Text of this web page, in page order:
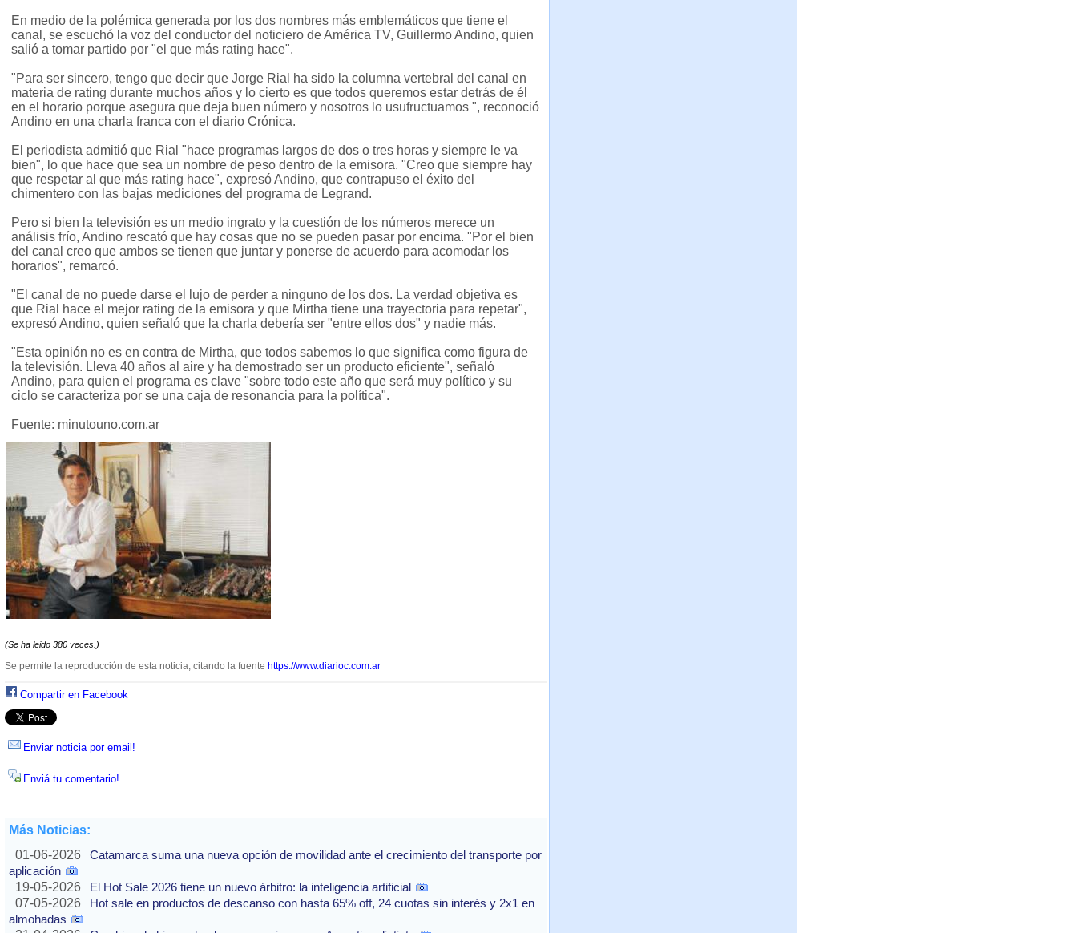
En medio de la polémica generada por los dos nombres más emblemáticos que tiene el
canal, se escuchó la voz del conductor del noticiero de América TV, Guillermo Andino, quien
salió a tomar partido por "el que más rating hace".
"Para ser sincero, tengo que decir que Jorge Rial ha sido la columna vertebral del canal en
materia de rating durante muchos años y lo cierto es que todos queremos estar detrás de él
en el horario porque asegura que deja buen número y nosotros lo usufructuamos ", reconoció
Andino en una charla franca con el diario Crónica.
El periodista admitió que Rial "hace programas largos de dos o tres horas y siempre le va
bien", lo que hace que sea un nombre de peso dentro de la emisora. "Creo que siempre hay
que respetar al que más rating hace", expresó Andino, que contrapuso el éxito del
chimentero con las bajas mediciones del programa de Legrand.
Pero si bien la televisión es un medio ingrato y la cuestión de los números merece un
análisis frío, Andino rescató que hay cosas que no se pueden pasar por encima. "Por el bien
del canal creo que ambos se tienen que juntar y ponerse de acuerdo para acomodar los
horarios", remarcó.
"El canal de no puede darse el lujo de perder a ninguno de los dos. La verdad objetiva es
que Rial hace el mejor rating de la emisora y que Mirtha tiene una trayectoria para repetar",
expresó Andino, quien señaló que la charla debería ser "entre ellos dos" y nadie más.
"Esta opinión no es en contra de Mirtha, que todos sabemos lo que significa como figura de
la televisión. Lleva 40 años al aire y ha demostrado ser un producto eficiente", señaló
Andino, para quien el programa es clave "sobre todo este año que será muy político y su
ciclo se caracteriza por se una caja de resonancia para la política".
Fuente: minutouno.com.ar
(Se ha leido 380 veces.)
Se permite la reproducción de esta noticia, citando la fuente https://www.diarioc.com.ar
Compartir en Facebook
Enviar noticia por email!
Enviá tu comentario!
Más Noticias:
01-06-2026
Catamarca suma una nueva opción de movilidad ante el crecimiento del transporte por
aplicación
19-05-2026
El Hot Sale 2026 tiene un nuevo árbitro: la inteligencia artificial
07-05-2026
Hot sale en productos de descanso con hasta 65% off, 24 cuotas sin interés y 2x1 en
almohadas